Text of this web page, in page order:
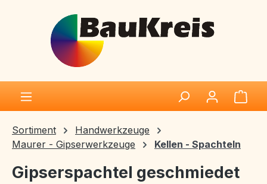
Zum Hauptinhalt springen
Sortiment
Handwerkzeuge
Maurer - Gipserwerkzeuge
Kellen - Spachteln
Gipserspachtel geschmiedet